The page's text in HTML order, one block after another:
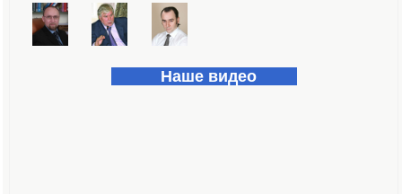
Наше видео